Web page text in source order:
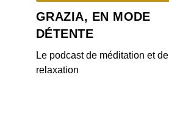
GRAZIA, EN MODE
DÉTENTE
Le podcast de méditation et de
relaxation